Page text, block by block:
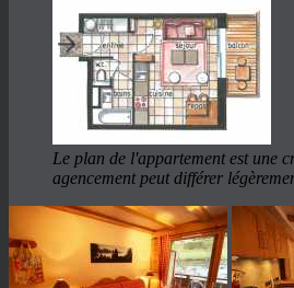
Le plan de l'appartement est une
agencement peut différer